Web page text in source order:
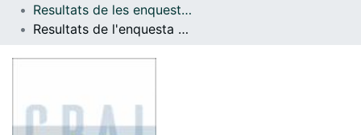
Resultats de les enquestes de valoració (CRAI-UB)
Resultats de l'enquesta de valoració del CRAI: professorat (2023)